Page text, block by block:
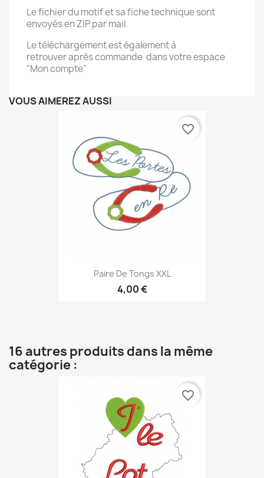
Le fichier du motif et sa fiche technique sont
envoyés en ZIP par mail.
Le téléchargement est également à
retrouver après commande dans votre espace
"Mon compte"
VOUS AIMEREZ AUSSI
Paire De Tongs XXL
4,00 €
favorite_border
16 autres produits dans la même
catégorie :
favorite_border